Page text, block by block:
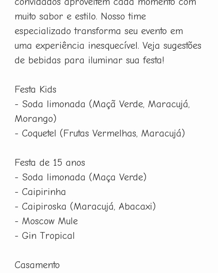
muito sabor e estilo. Nosso time
especializado transforma seu evento em
uma experiência inesquecível. Veja sugestões
de bebidas para iluminar sua festa!
Festa Kids
- Soda limonada (Maçã Verde, Maracujá,
Morango)
- Coquetel (Frutas Vermelhas, Maracujá)
Festa de 15 anos
- Soda limonada (Maça Verde)
- Caipirinha
- Caipiroska (Maracujá, Abacaxi)
- Moscow Mule
- Gin Tropical
Casamento